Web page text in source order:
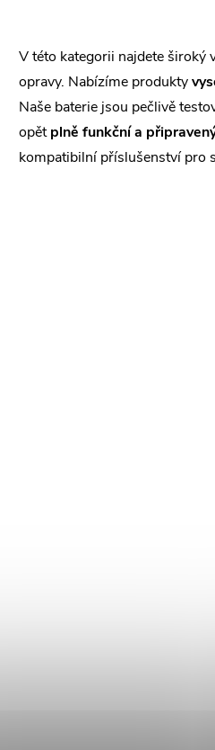
V této kategorii najdete široký
opravy. Nabízíme produkty
Naše baterie jsou pečlivě
opětplně funkční a
kompatibilní příslušenství pro